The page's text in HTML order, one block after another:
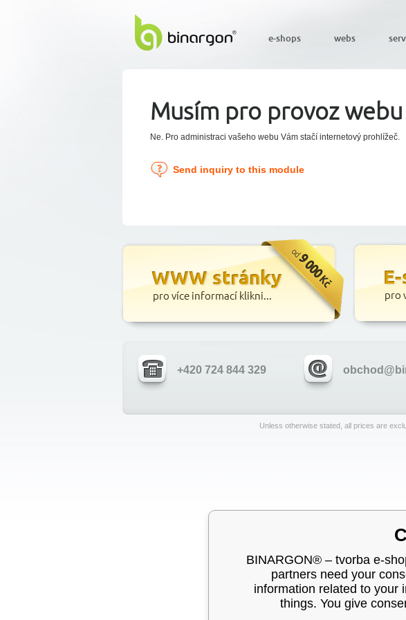
Musím pro provoz
Ne. Pro administraci vašeho webu Vám stačí internetový prohlížeč.
Send inquiry to this module
+420 724 844 329
Unless otherwise stated, all prices are
e-shops webs
BINARGON® – tvorba e-
partners need your
information related to your
things. You give